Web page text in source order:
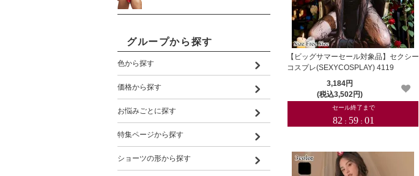
【ビッグサマーセール対象品】セクシー
コスプレ(SEXYCOSPLAY) 4119
3,184円
(税込3,502円)
グループから探す
色から探す
価格から探す
お悩みごとに探す
特集ページから探す
ショーツの形から探す